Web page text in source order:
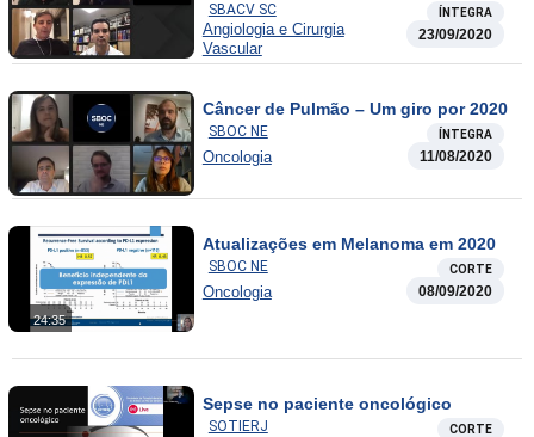
SBACV SC ÍNTEGRA
Angiologia e Cirurgia
Vascular
23/09/2020
Câncer de Pulmão – Um giro por 2020
SBOC NE ÍNTEGRA
Oncologia 11/08/2020
24:35
Atualizações em Melanoma em 2020
SBOC NE CORTE
Oncologia 08/09/2020
Sepse no paciente oncológico
SOTIERJ CORTE